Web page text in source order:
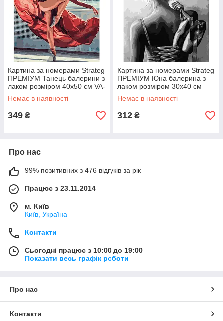
Картина за номерами Strateg
ПРЕМІУМ Танець балерини з
лаком розміром 40х50 см VA-
1472
Немає в наявності
349 ₴
Картина за номерами Strateg
ПРЕМІУМ Юна балерина з
лаком розміром 30х40 см
(SS-6516)
Немає в наявності
312 ₴
Про нас
99% позитивних з 476 відгуків за рік
Працює з 23.11.2014
м. Київ
Київ, Україна
Контакти
Сьогодні працює з 10:00 до 19:00
Показати весь графік роботи
Про нас
Контакти